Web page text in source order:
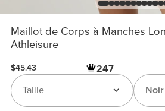
Maillot de Corps à Manches
Athleisure
$45.43 247
Noir
Taille